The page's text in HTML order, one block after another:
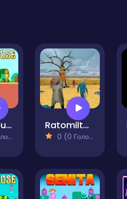
Mani Mouse Ratomilton Red Light Green Light
0 (0 Голосів)